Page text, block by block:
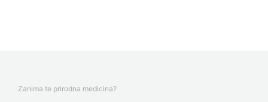
Zanima te prirodna medicina?